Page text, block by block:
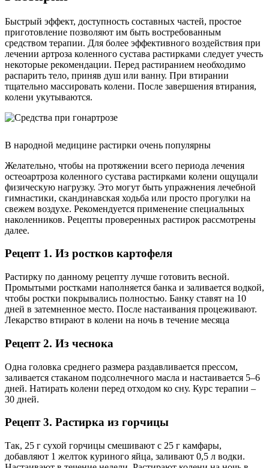
Быстрый эффект, доступность составных частей, простое
приготовление позволяют им быть востребованным
средством терапии. Для более эффективного воздействия при
лечении артроза коленного сустава растирками следует учесть
некоторые рекомендации. Перед растиранием необходимо
распарить тело, приняв душ или ванну. При втирании
тщательно массировать колени. После завершения втирания,
колени укутываются.
В народной медицине растирки очень популярны
Желательно, чтобы на протяжении всего периода лечения
остеоартроза коленного сустава растирками колени ощущали
физическую нагрузку. Это могут быть упражнения лечебной
гимнастики, скандинавская ходьба или просто прогулки на
свежем воздухе. Рекомендуется применение специальных
наколенников. Рецепты проверенных растирок рассмотрены
далее.
Рецепт 1. Из ростков картофеля
Растирку по данному рецепту лучше готовить весной.
Промытыми ростками наполняется банка и заливается водкой,
чтобы ростки покрывались полностью. Банку ставят на 10
дней в затемненное место. После настаивания процеживают.
Лекарство втирают в колени на ночь в течение месяца
Рецепт 2. Из чеснока
Одна головка среднего размера раздавливается прессом,
заливается стаканом подсолнечного масла и настаивается 5–6
дней. Натирать колени перед отходом ко сну. Курс терапии –
30 дней.
Рецепт 3. Растирка из горчицы
Так, 25 г сухой горчицы смешивают с 25 г камфары,
добавляют 1 желток куриного яйца, заливают 0,5 л водки.